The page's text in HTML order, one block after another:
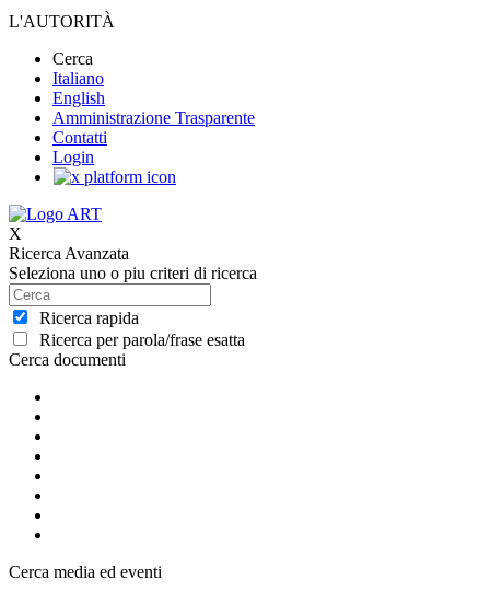
L'AUTORITÀ
Cerca
Italiano
English
Amministrazione Trasparente
Contatti
Login
X
Ricerca Avanzata
Seleziona uno o piu criteri di ricerca
Ricerca rapida
Ricerca per parola/frase esatta
Cerca documenti
Cerca media ed eventi